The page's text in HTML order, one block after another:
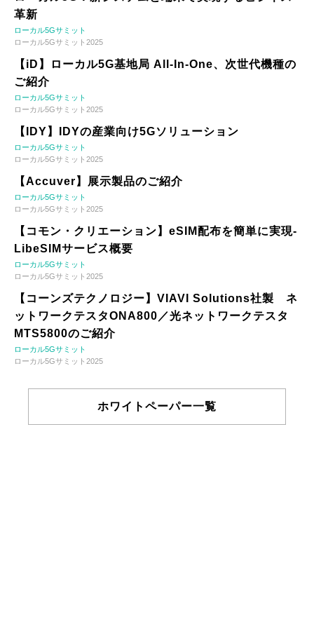
革新
ローカル5Gサミット
ローカル5Gサミット2025
【iD】ローカル5G基地局 All-In-One、次世代機種の
ご紹介
ローカル5Gサミット
ローカル5Gサミット2025
【IDY】IDYの産業向け5Gソリューション
ローカル5Gサミット
ローカル5Gサミット2025
【Accuver】展示製品のご紹介
ローカル5Gサミット
ローカル5Gサミット2025
【コモン・クリエーション】eSIM配布を簡単に実現-
LibeSIMサービス概要
ローカル5Gサミット
ローカル5Gサミット2025
【コーンズテクノロジー】VIAVI Solutions社製 ネ
ットワークテスタONA800／光ネットワークテスタ
MTS5800のご紹介
ローカル5Gサミット
ローカル5Gサミット2025
ホワイトペーパー一覧